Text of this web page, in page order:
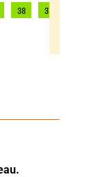
38 37